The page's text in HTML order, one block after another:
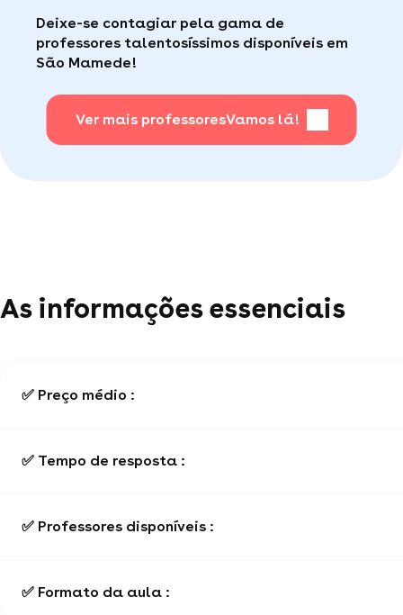
Faça sua busca, com apena um clique, é muito
fácil
consumidor de qualidade disponível para te ajudar
(por telefone e e-mail, 5J/7).
Para saber + acesse nossa página de perguntas
mais frequentes.
Deixe-se contagiar pela gama de
professores talentosíssimos disponíveis em
São Mamede!
Ver mais professoresVamos lá!
As informações essenciais
✅ Preço médio :
✅ Tempo de resposta :
✅ Professores disponíveis :
✅ Formato da aula :